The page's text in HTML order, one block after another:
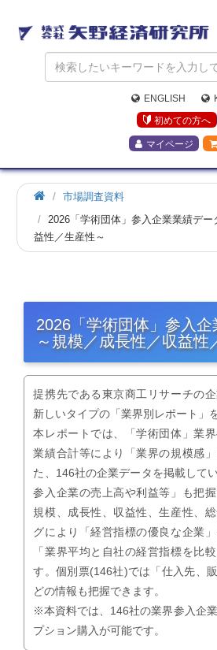
矢
野
経
済
研
究
所
ENGLISH
初めての方へ
マイページ
市場調査資料
2026「学術団体」参入企業業績デー
益性／生産性～
2026「学術団体」参入企
～規模／成長性／収益性
提携先である東京商工リサーチの
新しいタイプの「業界別レポート」
本レポートでは、「学術団体」業
業績合計等により「業界の規模感
た、146社の企業データを掲載して
参入企業の売上高や利益等」も把握
規模、成長性、収益性、生産性、
グにより「経営指標の優良な企業」
「業界平均と自社の経営指標を比
す。個別票(146社)では「仕入先、
どの情報も把握できます。
※本資料では、146社の業界参入企
プション購入が可能です。